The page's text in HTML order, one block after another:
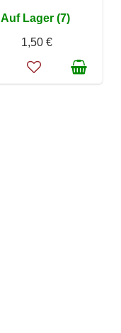
Auf Lager (7)
1,50 €